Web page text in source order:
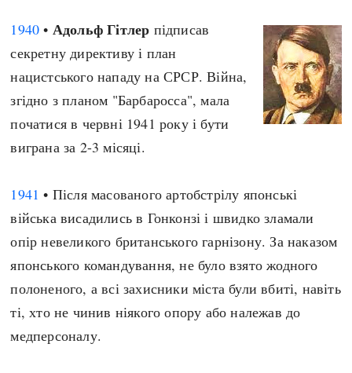
1940 • Адольф Гітлер підписав
секретну директиву і план
нацистського нападу на СРСР. Війна,
згідно з планом "Барбаросса", мала
початися в червні 1941 року і бути
виграна за 2-3 місяці.
1941 • Після масованого артобстрілу японські
війська висадились в Гонконзі і швидко зламали
опір невеликого британського гарнізону. За наказом
японського командування, не було взято жодного
полоненого, а всі захисники міста були вбиті, навіть
ті, хто не чинив ніякого опору або належав до
медперсоналу.